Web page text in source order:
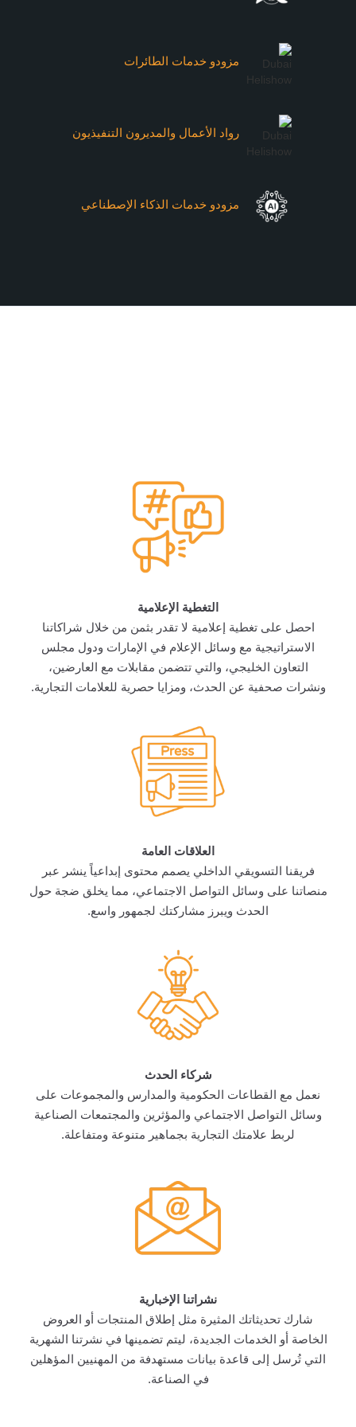
مزودو خدمات الطائرات
رواد الأعمال والمديرون التنفيذيون
مزودو خدمات الذكاء الإصطناعي
التغطية الإعلامية
احصل على تغطية إعلامية لا تقدر بثمن من خلال شراكاتنا
الاستراتيجية مع وسائل الإعلام في الإمارات ودول مجلس
التعاون الخليجي، والتي تتضمن مقابلات مع العارضين،
ونشرات صحفية عن الحدث، ومزايا حصرية للعلامات التجارية.
العلاقات العامة
فريقنا التسويقي الداخلي يصمم محتوى إبداعياً ينشر عبر
منصاتنا على وسائل التواصل الاجتماعي، مما يخلق ضجة حول
الحدث ويبرز مشاركتك لجمهور واسع.
شركاء الحدث
نعمل مع القطاعات الحكومية والمدارس والمجموعات على
وسائل التواصل الاجتماعي والمؤثرين والمجتمعات الصناعية
لربط علامتك التجارية بجماهير متنوعة ومتفاعلة.
نشراتنا الإخبارية
شارك تحديثاتك المثيرة مثل إطلاق المنتجات أو العروض
الخاصة أو الخدمات الجديدة، ليتم تضمينها في نشرتنا الشهرية
التي تُرسل إلى قاعدة بيانات مستهدفة من المهنيين المؤهلين
في الصناعة.